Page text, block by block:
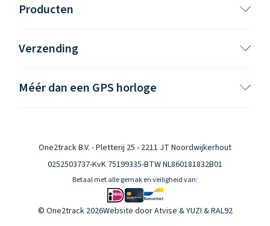
Producten
Verzending
Méér dan een GPS horloge
© One2track 2026Website doorAtvise &YUZI & RAL92
Betaal met alle gemak en veiligheid van:
One2track B.V. - Pletterij 25 - 2211 JT Noordwijkerhout
0252503737-KvK 75199335-BTW NL860181832B01